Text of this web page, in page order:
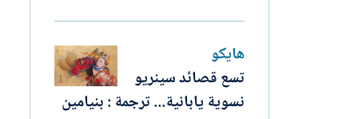
هايكو
تسع قصائد سينريو
نسوية يابانية... ترجمة : بنيامين